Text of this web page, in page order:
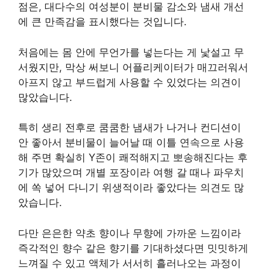
점은, 대다수의 여성분이 분비물 감소와 냄새 개선
에 큰 만족감을 표시했다는 것입니다.
처음에는 몸 안에 무언가를 넣는다는 게 낯설고 무
서웠지만, 막상 써보니 어플리케이터가 매끄러워서
아프지 않고 부드럽게 사용할 수 있었다는 의견이
많았습니다.
특히 생리 전후로 쿰쿰한 냄새가 나거나 컨디션이
안 좋아서 분비물이 늘어날 때 이틀 연속으로 사용
해 주면 확실히 Y존이 쾌적해지고 뽀송해진다는 후
기가 많았으며 개별 포장이라 여행 갈 때나 파우치
에 쏙 넣어 다니기 위생적이라 좋았다는 의견도 많
았습니다.
다만 은은한 약초 향이나 무향에 가까운 느낌이라
즉각적인 향수 같은 향기를 기대하셨다면 밋밋하게
느껴질 수 있고 액체가 서서히 흘러나오는 과정이